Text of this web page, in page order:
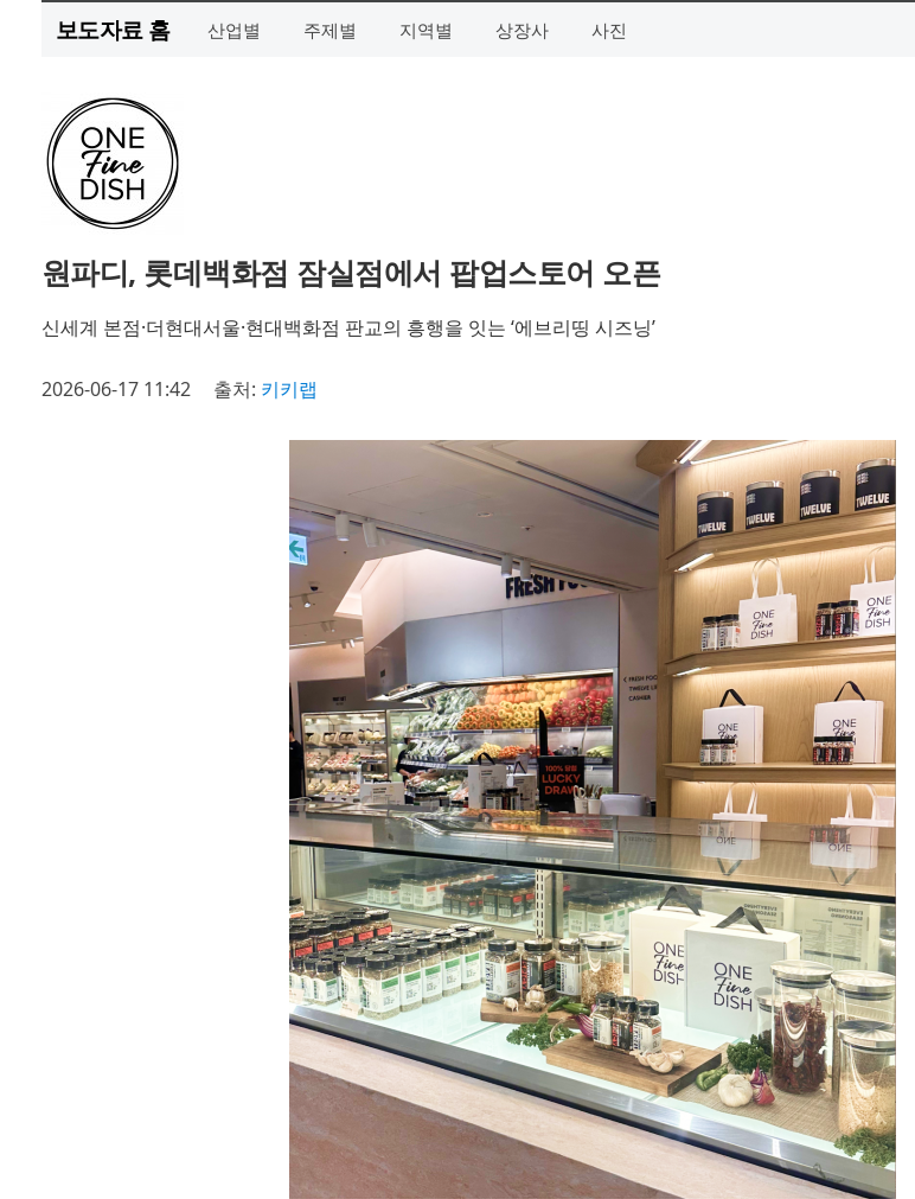
보도자료 홈 산업별 주제별 지역별 상장사 사진
원파디, 롯데백화점 잠실점에서 팝업스토어 오픈
신세계 본점·더현대서울·현대백화점 판교의 흥행을 잇는 ‘에브리띵 시즈닝’
2026-06-17 11:42 출처: 키키랩